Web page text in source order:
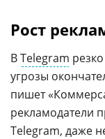
Рост
ВTelegram
угрозы
пишет
рекламодатели
Telegram, даже